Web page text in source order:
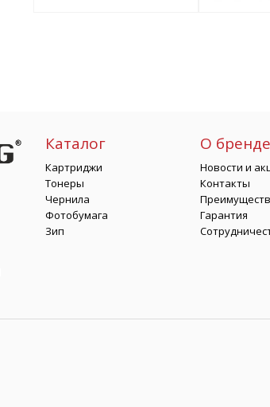
Каталог
Картриджи
Тонеры
Чернила
Фотобумага
Зип
О бренде
Новости и
Контакты
Гарантия